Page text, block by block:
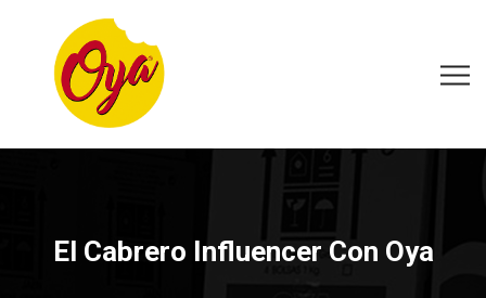
El Cabrero Influencer Con Oya